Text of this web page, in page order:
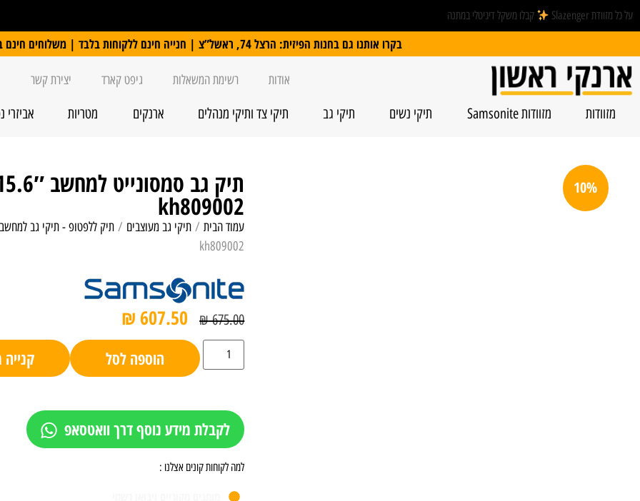
על כל מזוודת Slazenger קבלו משקל דיגיטלי במתנה
בקרו אותנו גם בחנות הפיזית: הרצל 74, ראשל”צ | חנייה חינם ללקוחות בלבד | משלוחים חינם ברכישה מעל 250 ₪
אודות רשימת המשאלות גיפט קארד יצירת קשר
מזוודות מזוודות Samsonite תיקי נשים תיקי גב תיקי צד ותיקי מנהלים ארנקים מטריות אביזרי
kh809002
עמוד הבית/ תיקי גב מעוצבים / תיק ללפטופ - תיקי גב למחשב
kh809002
₪675.00
₪ 607.50
הוספה לסל
לקבלת מידע נוסף דרך וואטסאפ
למה לקוחות קונים אצלנו :
10%